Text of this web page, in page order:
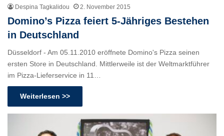
Despina Tagkalidou 2. November 2015
Domino’s Pizza feiert 5-Jähriges Bestehen
in Deutschland
Düsseldorf - Am 05.11.2010 eröffnete Domino's Pizza seinen
ersten Store in Deutschland. Mittlerweile ist der Weltmarktführer
im Pizza-Lieferservice in 11…
Weiterlesen >>